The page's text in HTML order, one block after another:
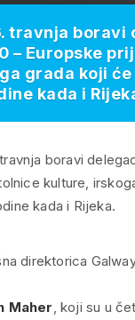
direktorica
Maher , koji su u
travnja boravi
– Europske
grada koji
kada i